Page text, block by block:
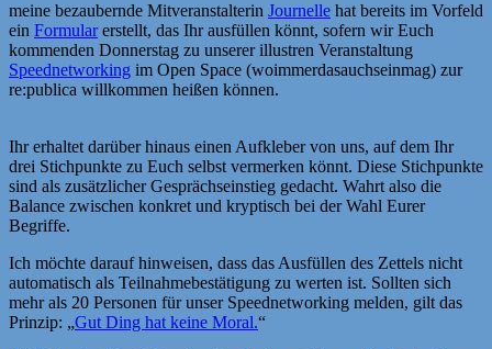
meine bezaubernde Mitveranstalterin Journelle hat bereits im Vorfeld
ein Formularerstellt, das Ihr ausfüllen könnt, sofern wir Euch
kommenden Donnerstag zu unserer illustren Veranstaltung
Speednetworking im Open Space (woimmerdasauchseinmag) zur
re:publica willkommen heißen können.
Ihr erhaltet darüber hinaus einen Aufkleber von uns, auf dem Ihr
drei Stichpunkte zu Euch selbst vermerken könnt. Diese Stichpunkte
sind als zusätzlicher Gesprächseinstieg gedacht. Wahrt also die
Balance zwischen konkret und kryptisch bei der Wahl Eurer
Begriffe.
Ich möchte darauf hinweisen, dass das Ausfüllen des Zettels nicht
automatisch als Teilnahmebestätigung zu werten ist. Sollten sich
mehr als 20 Personen für unser Speednetworking melden, gilt das
Prinzip: „Gut Ding hat keine Moral.“